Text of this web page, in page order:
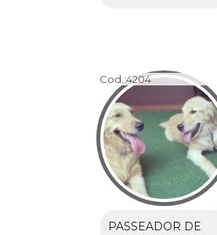
Cod.:4204
PASSEADOR DE